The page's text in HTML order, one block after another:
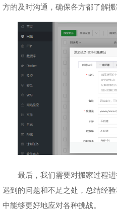
方的及时沟通，确保各方都了解搬
最后，我们需要对搬家过程
遇到的问题和不足之处，总结经
中能够更好地应对各种挑战。